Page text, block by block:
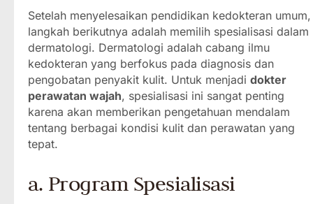
Setelah menyelesaikan pendidikan kedokteran umum,
langkah berikutnya adalah memilih spesialisasi dalam
dermatologi. Dermatologi adalah cabang ilmu
kedokteran yang berfokus pada diagnosis dan
pengobatan penyakit kulit. Untuk menjadi dokter
perawatan wajah, spesialisasi ini sangat penting
karena akan memberikan pengetahuan mendalam
tentang berbagai kondisi kulit dan perawatan yang
tepat.
a. Program Spesialisasi